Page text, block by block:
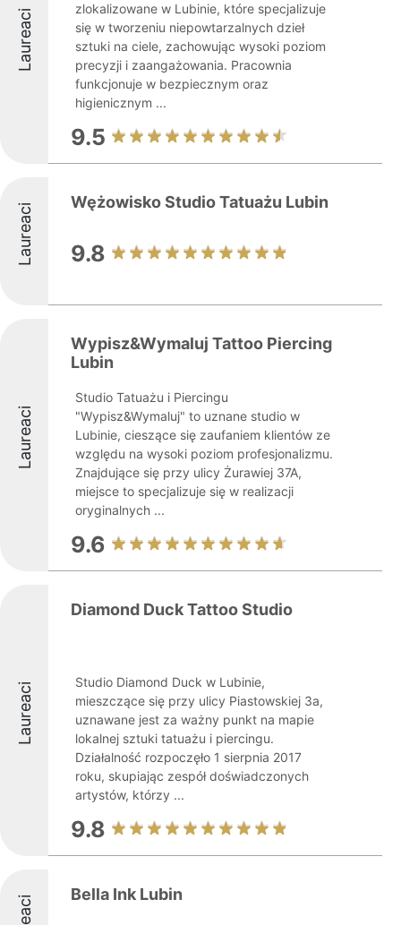
Laureaci
zlokalizowane w Lubinie, które specjalizuje
się w tworzeniu niepowtarzalnych dzieł
sztuki na ciele, zachowując wysoki poziom
precyzji i zaangażowania. Pracownia
funkcjonuje w bezpiecznym oraz
higienicznym ...
9.5
Laureaci Wężowisko Studio Tatuażu Lubin
9.8
Laureaci
Wypisz&Wymaluj Tattoo Piercing
Lubin
Studio Tatuażu i Piercingu
"Wypisz&Wymaluj" to uznane studio w
Lubinie, cieszące się zaufaniem klientów ze
względu na wysoki poziom profesjonalizmu.
Znajdujące się przy ulicy Żurawiej 37A,
miejsce to specjalizuje się w realizacji
oryginalnych ...
9.6
Laureaci
Diamond Duck Tattoo Studio
Studio Diamond Duck w Lubinie,
mieszczące się przy ulicy Piastowskiej 3a,
uznawane jest za ważny punkt na mapie
lokalnej sztuki tatuażu i piercingu.
Działalność rozpoczęło 1 sierpnia 2017
roku, skupiając zespół doświadczonych
artystów, którzy ...
9.8
Bella Ink Lubin